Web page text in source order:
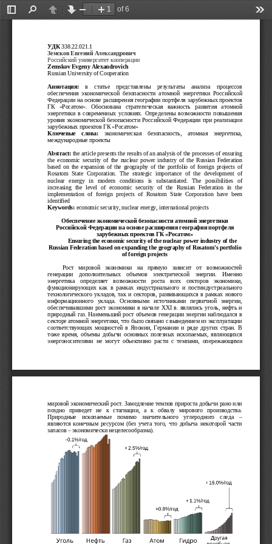
Toggle
PreviousNext
of 6
ZoomZoom
УДК 338.22.021.1
Земсков Евгений Александрович
Российский университет кооперации
Zemskov Evgeny Alexandrovich
Russian University of Cooperation
Аннотация: в   статье   представлены   результаты   анализа   процессов
обеспечения   экономической   безопасности   атомной   энергетики   Российской
Федерации на основе расширения географии портфеля зарубежных проектов
ГК   «Росатом».   Обоснована   стратегическая   важность   развития   атомной
энергетики в современных условиях. Определены возможности повышения
уровня экономической безопасности Российской Федерации при реализации
зарубежных проектов ГК «Росатом»
Ключевые   слова: экономическая   безопасность,   атомная   энергетика,
международные проекты
Abstract: the article presents the results of an analysis of the processes of ensuring
the economic security
  of the
nuclear power
  industry of the
Russian Federation
based
  on the
expansion
  of the
geography
  of the
portfolio
  of
foreign projects
  of
Rosatom
  State
Corporation.
  The
strategic importance
  of   the
development
  of
nuclear
energy in modern conditions
  is
substantiated. The possibilities
  of
increasing
  the
level
  of
economic security
  of   the
Russian Federation in
  the
implementation
  of
foreign projects
  of
Rosatom
  State
Corporation
  have   been
identified
Keywords: economic security, nuclear energy, international projects
Обеспечение экономической безопасности атомной энергетики
Российской Федерации на основе расширения географии портфеля
зарубежных проектов ГК «Росатом»
Ensuring the economic security of the nuclear power industry of the
Russian Federation based on expanding the geography of Rosatom's portfolio
of foreign projects
Рост   мировой   экономики   на   прямую   зависит   от   возможностей
генерации   дополнительных   объемов   электрической   энергии.   Именно
энергетика   определяет   возможности   роста   всех   секторов   экономики,
функционирующих   как   в   рамках   индустриального   и   постиндустриального
технологического укладов, так и секторов, развивающихся в рамках нового
информационного   уклада.   Основными   источниками   первичной   энергии,
обеспечивавшими рост экономики в начале XXI
  в. являлись уголь, нефть и
природный газ. Наименьший рост объемов генерации энергии наблюдался в
секторе атомной энергетики, что было связано с выведением из эксплуатации
соответствующих мощностей  в Японии, Германии  и  ряде  других стран.  В
тоже время, объемы добычи  основных полезных ископаемых, являющихся
энергоносителями   не   могут   объективно   расти   с   темпами,   опережающими
мировой экономический рост. Замедление темпов прироста добычи рано или
поздно   приведет   не   к   стагнации,   а   к   обвалу   мирового   производства.
Природные   ископаемые   помимо   значительного   углеродного   следа   –
являются конечным ресурсом (без учета того, что добыча некоторой части
запасов – экономически нецелесообразна).